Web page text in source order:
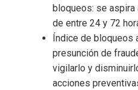
bloqueos: se aspira
de entre 24 y 72
Índice de bloqueos
presunción de
vigilarlo y
acciones